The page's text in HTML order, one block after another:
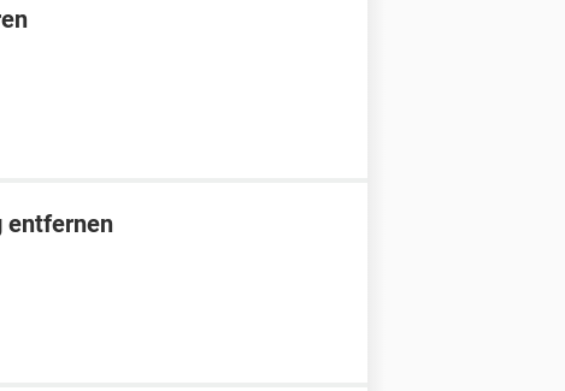
entfernen